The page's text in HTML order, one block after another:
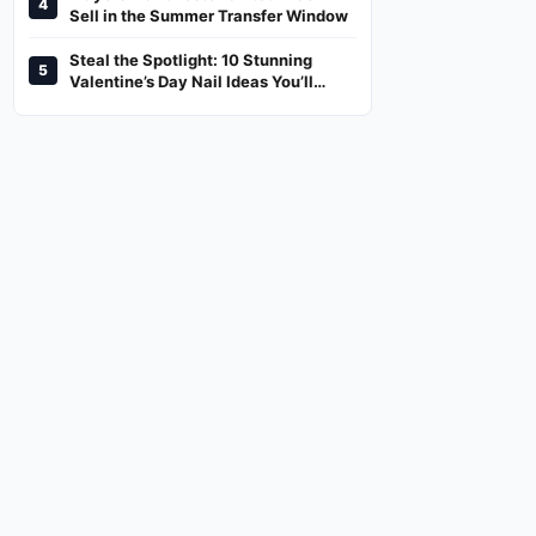
And Where To Watch
4
Sell in the Summer Transfer Window
5
Steal the Spotlight: 10 Stunning
Valentine’s Day Nail Ideas You’ll